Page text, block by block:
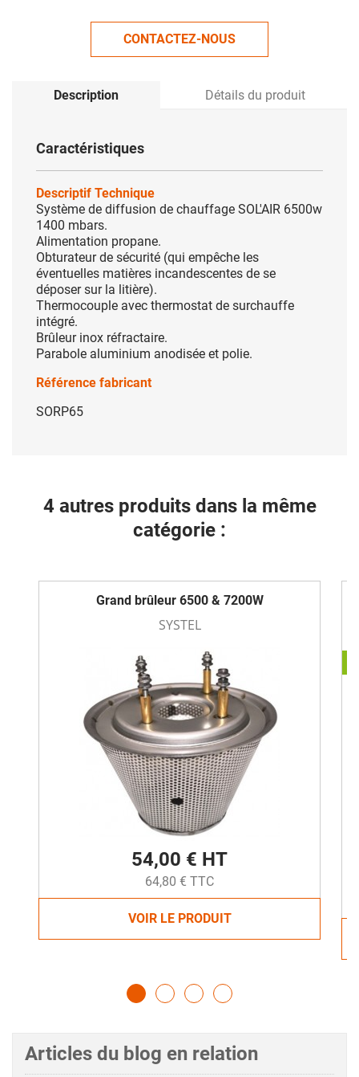
CONTACTEZ-NOUS
Description Détails du produit
Caractéristiques
Descriptif Technique
Système de diffusion de chauffage SOL'AIR 6500w
1400 mbars.
Alimentation propane.
Obturateur de sécurité (qui empêche les
éventuelles matières incandescentes de se
déposer sur la litière).
Thermocouple avec thermostat de surchauffe
intégré.
Brûleur inox réfractaire.
Parabole aluminium anodisée et polie.
Référence fabricant
SORP65
4 autres produits dans la même
catégorie :
Grand brûleur 6500 & 7200W
SYSTEL
54,00 € HT
64,80 € TTC
VOIR LE PRODUIT
Articles du blog en relation